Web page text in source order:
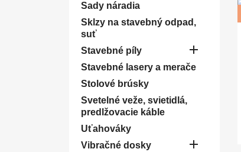
Sady náradia
Sklzy na stavebný odpad,
suť
Stavebné píly

Stavebné lasery a merače
Stolové brúsky
Svetelné veže, svietidlá,
predlžovacie káble
Uťahováky
Vibračné dosky
